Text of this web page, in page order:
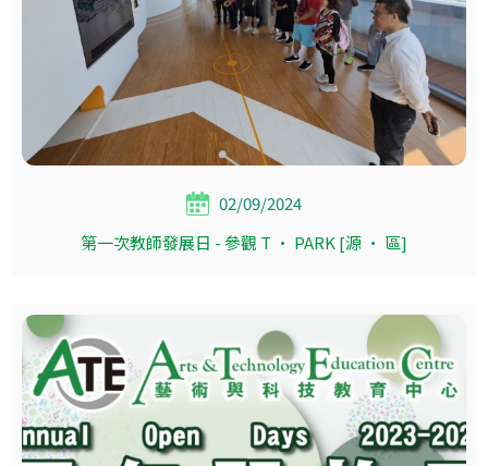
02/09/2024
第一次教師發展日 - 參觀 T · PARK [源 · 區]